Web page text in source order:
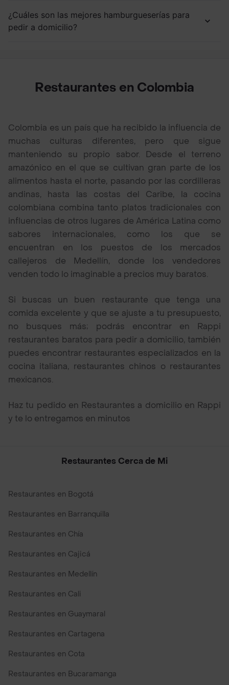
¿Cuáles son las mejores hamburgueserías para
pedir a domicilio?
Restaurantes en Colombia
Colombia es un país que ha recibido la influencia de
muchas culturas diferentes, pero que sigue
manteniendo su propio sabor. Desde el terreno
amazónico en el que se cultivan gran parte de los
alimentos hasta el norte, pasando por las cordilleras
andinas, hasta las costas del Caribe, la cocina
colombiana combina tanto platos tradicionales con
influencias de otros lugares de América Latina como
sabores internacionales, como los que se
encuentran en los puestos de los mercados
callejeros de Medellín, donde los vendedores
venden todo lo imaginable a precios muy baratos.
Si buscas un buen restaurante que tenga una
comida excelente y que se ajuste a tu presupuesto,
no busques más; podrás encontrar en Rappi
restaurantes baratos para pedir a domicilio, también
puedes encontrar restaurantes especializados en la
cocina italiana, restaurantes chinos o restaurantes
mexicanos.
Haz tu pedido en Restaurantes a domicilio en Rappi
y te lo entregamos en minutos
Restaurantes Cerca de Mi
Restaurantes en Bogotá
Restaurantes en Barranquilla
Restaurantes en Chía
Restaurantes en Cajicá
Restaurantes en Medellín
Restaurantes en Cali
Restaurantes en Guaymaral
Restaurantes en Cartagena
Restaurantes en Cota
Restaurantes en Bucaramanga